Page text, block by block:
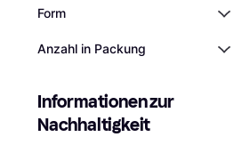
Form
Anzahl in Packung
Informationen zur
Nachhaltigkeit